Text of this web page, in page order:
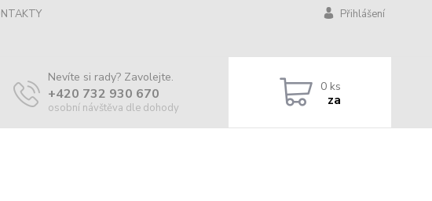
Přihlášení
Nevíte si rady? Zavolejte.
+420 732 930 670
osobní návštěva dle dohody
0 ks
za